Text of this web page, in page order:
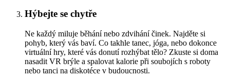
Hýbejte se chytře
Ne každý miluje běhání nebo zdvihání činek. Najděte si
pohyb, který vás baví. Co takhle tanec, jóga, nebo dokonce
virtuální hry, které vás donutí rozhýbat tělo? Zkuste si doma
nasadit VR brýle a spalovat kalorie při soubojích s roboty
nebo tanci na diskotéce v budoucnosti.